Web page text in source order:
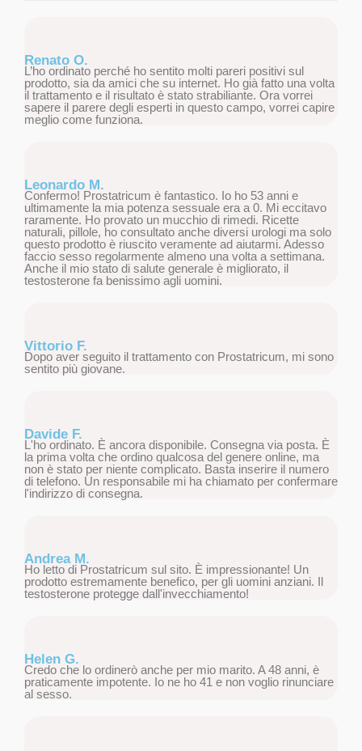
Renato O.
L’ho ordinato perché ho sentito molti pareri positivi sul
prodotto, sia da amici che su internet. Ho già fatto una volta
il trattamento e il risultato è stato strabiliante. Ora vorrei
sapere il parere degli esperti in questo campo, vorrei capire
meglio come funziona.
Leonardo M.
Confermo! Prostatricum è fantastico. Io ho 53 anni e
ultimamente la mia potenza sessuale era a 0. Mi eccitavo
raramente. Ho provato un mucchio di rimedi. Ricette
naturali, pillole, ho consultato anche diversi urologi ma solo
questo prodotto è riuscito veramente ad aiutarmi. Adesso
faccio sesso regolarmente almeno una volta a settimana.
Anche il mio stato di salute generale è migliorato, il
testosterone fa benissimo agli uomini.
Vittorio F.
Dopo aver seguito il trattamento con Prostatricum, mi sono
sentito più giovane.
Davide F.
L'ho ordinato. È ancora disponibile. Consegna via posta. È
la prima volta che ordino qualcosa del genere online, ma
non è stato per niente complicato. Basta inserire il numero
di telefono. Un responsabile mi ha chiamato per confermare
l'indirizzo di consegna.
Andrea M.
Ho letto di Prostatricum sul sito. È impressionante! Un
prodotto estremamente benefico, per gli uomini anziani. Il
testosterone protegge dall'invecchiamento!
Helen G.
Credo che lo ordinerò anche per mio marito. A 48 anni, è
praticamente impotente. Io ne ho 41 e non voglio rinunciare
al sesso.